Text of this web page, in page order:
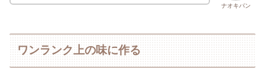
ナオキパン
ワンランク上の味に作る